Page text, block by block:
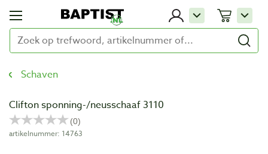
Schaven
Clifton sponning-/neusschaaf 3110
artikelnummer: 14763